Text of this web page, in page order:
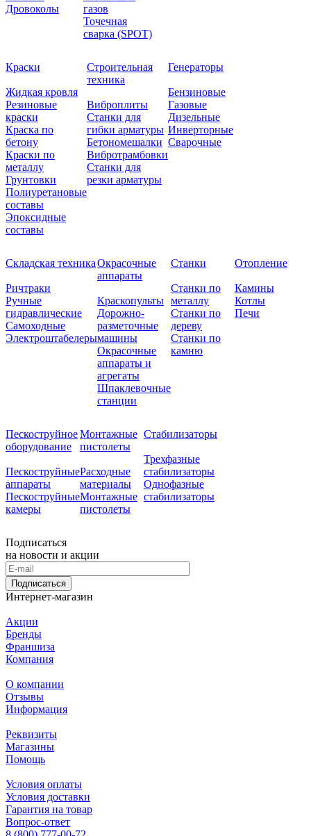
Дровоколы
газов
Точечная
сварка (SPOT)
Краски
Жидкая кровля
Резиновые
краски
Краска по
бетону
Краски по
металлу
Грунтовки
Полиуретановые
составы
Эпоксидные
составы
Строительная
техника
Виброплиты
Станки для
гибки арматуры
Бетономешалки
Вибротрамбовки
Станки для
резки арматуры
Генераторы
Бензиновые
Газовые
Дизельные
Инверторные
Сварочные
Складская техника
Ричтраки
Ручные
гидравлические
Самоходные
Электроштабелеры
Окрасочные
аппараты
Краскопульты
Дорожно-
разметочные
машины
Окрасочные
аппараты и
агрегаты
Шпаклевочные
станции
Станки
Станки по
металлу
Станки по
дереву
Станки по
камню
Отопление
Камины
Котлы
Печи
Пескоструйное
оборудование
Пескоструйные
аппараты
Пескоструйные
камеры
Монтажные
пистолеты
Расходные
материалы
Монтажные
пистолеты
Стабилизаторы
Трехфазные
стабилизаторы
Однофазные
стабилизаторы
Подписаться
на новости и акции
Подписаться
Интернет-магазин
Акции
Бренды
Франшиза
Компания
О компании
Отзывы
Информация
Реквизиты
Магазины
Помощь
Условия оплаты
Условия доставки
Гарантия на товар
Вопрос-ответ